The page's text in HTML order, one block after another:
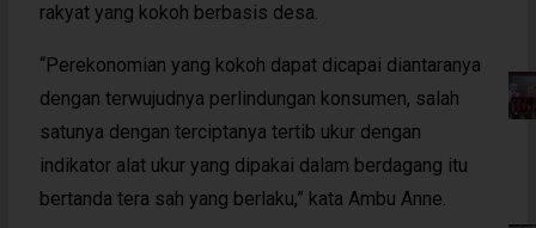
rakyat yang kokoh berbasis desa.
“Perekonomian yang kokoh dapat dicapai diantaranya
dengan terwujudnya perlindungan konsumen, salah
satunya dengan terciptanya tertib ukur dengan
indikator alat ukur yang dipakai dalam berdagang itu
bertanda tera sah yang berlaku,” kata Ambu Anne.